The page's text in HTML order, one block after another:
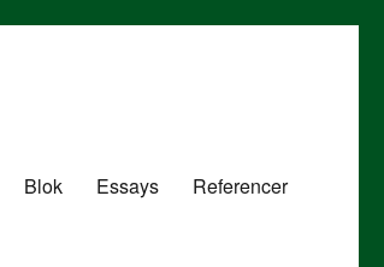
Blok Essays Referencer